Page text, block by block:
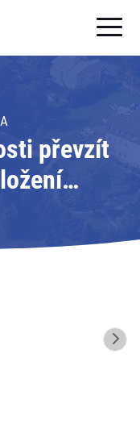
převzít